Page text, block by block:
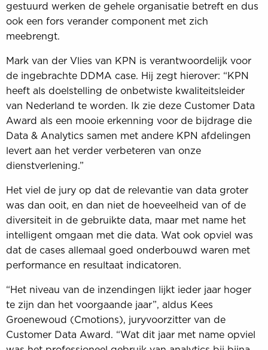
gestuurd werken de gehele organisatie betreft en dus
ook een fors verander component met zich
meebrengt.
Mark van der Vlies van KPN is verantwoordelijk voor
de ingebrachte DDMA case. Hij zegt hierover: “KPN
heeft als doelstelling de onbetwiste kwaliteitsleider
van Nederland te worden. Ik zie deze Customer Data
Award als een mooie erkenning voor de bijdrage die
Data & Analytics samen met andere KPN afdelingen
levert aan het verder verbeteren van onze
dienstverlening.”
Het viel de jury op dat de relevantie van data groter
was dan ooit, en dan niet de hoeveelheid van of de
diversiteit in de gebruikte data, maar met name het
intelligent omgaan met die data. Wat ook opviel was
dat de cases allemaal goed onderbouwd waren met
performance en resultaat indicatoren.
“Het niveau van de inzendingen lijkt ieder jaar hoger
te zijn dan het voorgaande jaar”, aldus Kees
Groenewoud (Cmotions), juryvoorzitter van de
Customer Data Award. “Wat dit jaar met name opviel